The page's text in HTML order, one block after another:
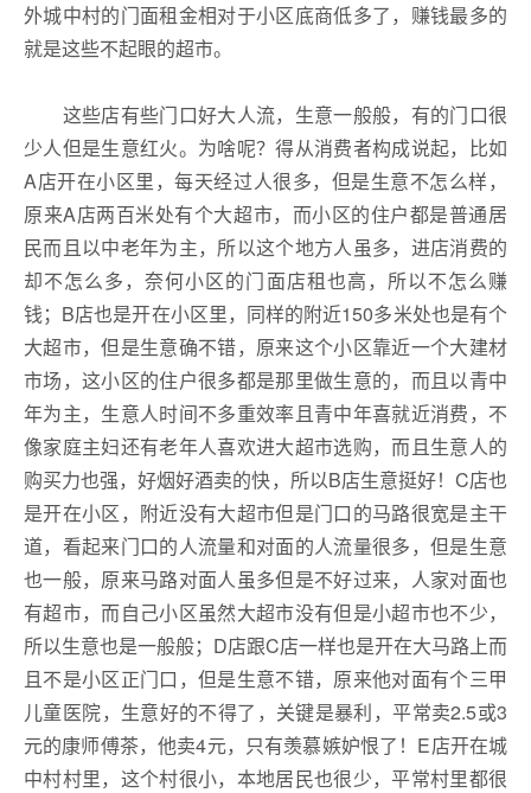
外城中村的门面租金相对于小区底商低多了，赚钱最多的
就是这些不起眼的超市。
这些店有些门口好大人流，生意一般般，有的门口很
少人但是生意红火。为啥呢？得从消费者构成说起，比如
A店开在小区里，每天经过人很多，但是生意不怎么样，
原来A店两百米处有个大超市，而小区的住户都是普通居
民而且以中老年为主，所以这个地方人虽多，进店消费的
却不怎么多，奈何小区的门面店租也高，所以不怎么赚
钱；B店也是开在小区里，同样的附近150多米处也是有个
大超市，但是生意确不错，原来这个小区靠近一个大建材
市场，这小区的住户很多都是那里做生意的，而且以青中
年为主，生意人时间不多重效率且青中年喜就近消费，不
像家庭主妇还有老年人喜欢进大超市选购，而且生意人的
购买力也强，好烟好酒卖的快，所以B店生意挺好！C店也
是开在小区，附近没有大超市但是门口的马路很宽是主干
道，看起来门口的人流量和对面的人流量很多，但是生意
也一般，原来马路对面人虽多但是不好过来，人家对面也
有超市，而自己小区虽然大超市没有但是小超市也不少，
所以生意也是一般般；D店跟C店一样也是开在大马路上而
且不是小区正门口，但是生意不错，原来他对面有个三甲
儿童医院，生意好的不得了，关键是暴利，平常卖2.5或3
元的康师傅茶，他卖4元，只有羡慕嫉妒恨了！E店开在城
中村村里，这个村很小，本地居民也很少，平常村里都很